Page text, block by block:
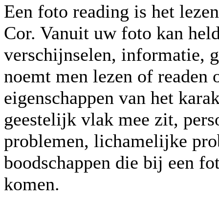
Een foto reading is het
Cor. Vanuit uw foto kan
verschijnselen, informatie,
noemt men lezen of readen
eigenschappen van het
geestelijk vlak mee zit,
problemen, lichamelijke
boodschappen die bij een
komen.